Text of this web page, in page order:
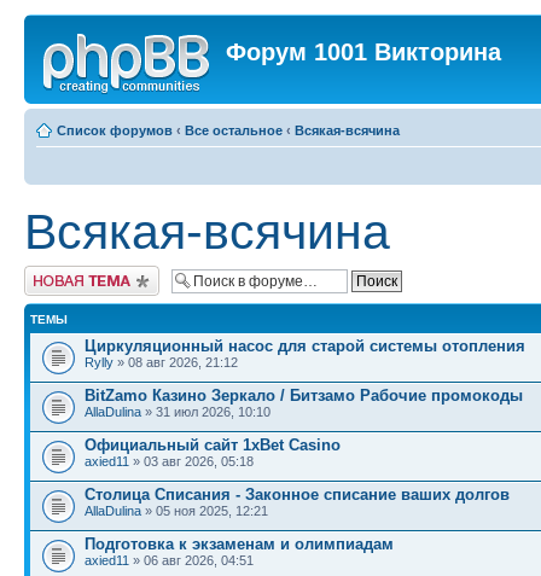
Форум 1001 Викторина
Список форумов ‹ Все остальное ‹ Всякая-всячина
Всякая-всячина
Новая тема
ТЕМЫ
Циркуляционный насос для старой системы отопления
Rylly » 08 авг 2026, 21:12
BitZamo Казино Зеркало / Битзамо Рабочие промокоды
AllaDulina » 31 июл 2026, 10:10
Официальный сайт 1xBet Casino
axied11 » 03 авг 2026, 05:18
Столица Списания - Законное списание ваших долгов
AllaDulina » 05 ноя 2025, 12:21
Подготовка к экзаменам и олимпиадам
axied11 » 06 авг 2026, 04:51